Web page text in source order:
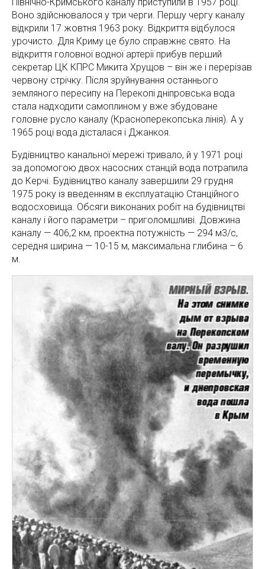
Воно здійснювалося у три черги. Першу чергу каналу
відкрили 17 жовтня 1963 року. Відкриття відбулося
урочисто. Для Криму це було справжнє свято. На
відкриття головної водної артерії прибув перший
секретар ЦК КПРС Микита Хрущов – він же і перерізав
червону стрічку. Після зруйнування останнього
земляного пересипу на Перекопі дніпровська вода
стала надходити самоплином у вже збудоване
головне русло каналу (Красноперекопська лінія). А у
1965 році вода дісталася і Джанкоя.
Будівництво канальної мережі тривало, й у 1971 році
за допомогою двох насосних станцій вода потрапила
до Керчі. Будівництво каналу завершили 29 грудня
1975 року із введенням в експлуатацію Станційного
водосховища. Обсяги виконаних робіт на будівництві
каналу і його параметри – приголомшливі. Довжина
каналу — 406,2 км, проектна потужність — 294 м3/с,
середня ширина — 10-15 м, максимальна глибина – 6
м.